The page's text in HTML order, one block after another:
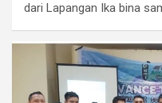
dari Lapangan Ika bina